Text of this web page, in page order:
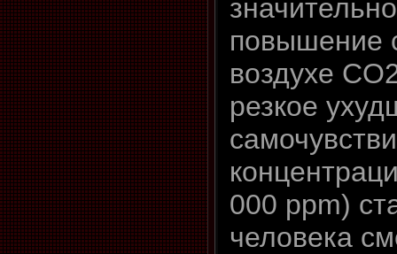
повышение
воздухе
резкое
000 ppm)
человека